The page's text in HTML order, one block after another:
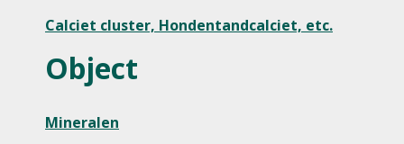
Calciet cluster, Hondentandcalciet, etc.
Object
Mineralen